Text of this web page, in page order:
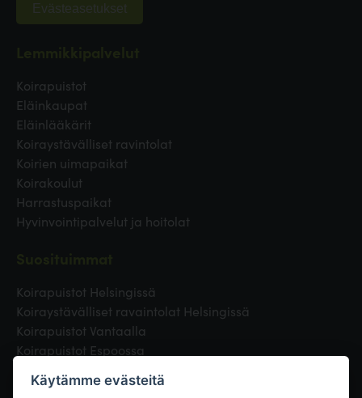
Evästeasetukset
Koirapuistot
Eläinkaupat
Eläinlääkärit
Koiraystävälliset ravintolat
Koirien uimapaikat
Koirakoulut
Harrastuspaikat
Hyvinvointipalvelut ja hoitolat
Koirapuistot Helsingissä
Koiraystävälliset ravaintolat Helsingissä
Koirapuistot Vantaalla
Koirapuistot Espoossa
Eläinlääkäri Helsingissä
Käytämme evästeitä